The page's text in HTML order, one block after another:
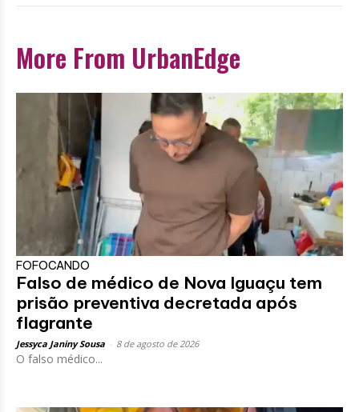
More From UrbanEdge
FOFOCANDO
Falso de médico de Nova Iguaçu tem
prisão preventiva decretada após
flagrante
Jessyca Janiny Sousa 8 de agosto de 2026
O falso médico...